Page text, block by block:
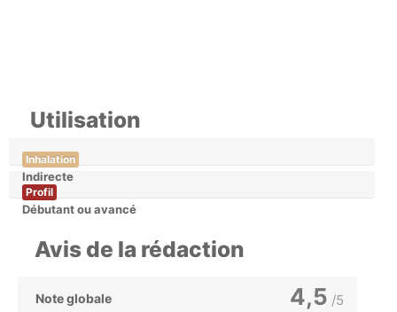
Utilisation
Inhalation
Indirecte
Profil
Débutant ou avancé
Avis de la rédaction
Note globale 4,5 /5